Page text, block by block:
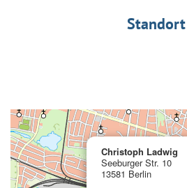
Standort
Christoph Ladwig
Seeburger Str. 10
13581 Berlin